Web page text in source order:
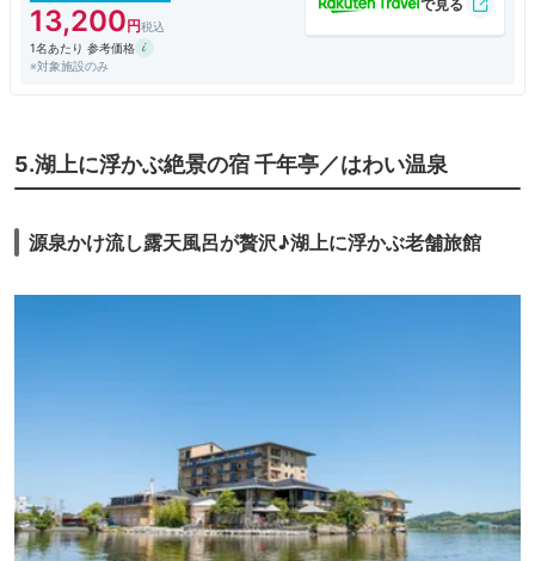
13,200
1名あたり 参考価格
※対象施設のみ
5.湖上に浮かぶ絶景の宿 千年亭／はわい温泉
源泉かけ流し露天風呂が贅沢♪湖上に浮かぶ老舗旅館